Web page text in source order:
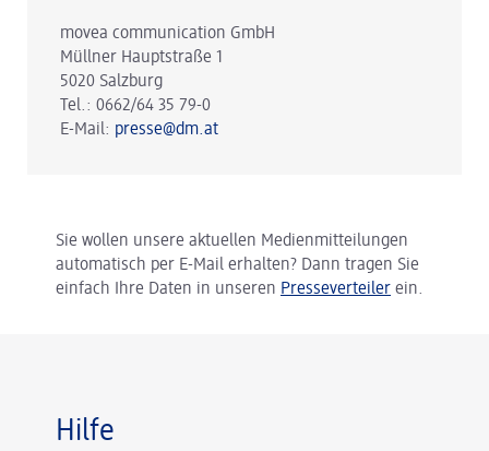
movea communication GmbH
Müllner Hauptstraße 1
5020 Salzburg
Tel.: 0662/64 35 79-0
E-Mail: presse@dm.at
Sie wollen unsere aktuellen Medienmitteilungen
automatisch per E-Mail erhalten? Dann tragen Sie
einfach Ihre Daten in unseren Presseverteiler ein.
Hilfe